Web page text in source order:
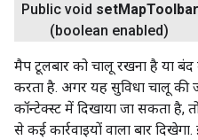
Public void setMapToolbar
(boolean enabled)
मैप टूलबार को चालू रखना है या
करता है. अगर यह सुविधा चालू की
कॉन्टेक्स्ट में दिखाया जा सकता है,
से कई कार्रवाइयों वाला बार